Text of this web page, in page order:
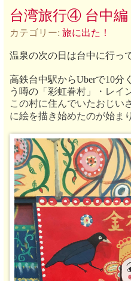
台湾旅行④ 台中編
カテゴリー: 旅に出た！
温泉の次の日は台中に行っ
高鉄台中駅からUberで10分
う噂の 「彩虹眷村」・レイ
この村に住んでいたおじい
に絵を描き始めたのが始ま